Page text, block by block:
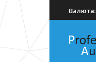
Валюта: